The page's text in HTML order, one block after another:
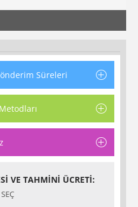
Süreleri
VE TAHMINI ÜCRETI: